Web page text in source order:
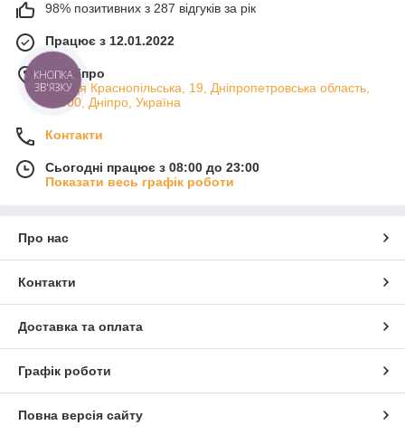
98% позитивних з 287 відгуків за рік
Працює з 12.01.2022
м. Дніпро
вулиця Краснопільська, 19, Дніпропетровська область,
49000, Дніпро, Україна
Контакти
Сьогодні працює з 08:00 до 23:00
Показати весь графік роботи
Про нас
Контакти
Доставка та оплата
Графік роботи
Повна версія сайту
КНОПКА
ЗВ'ЯЗКУ